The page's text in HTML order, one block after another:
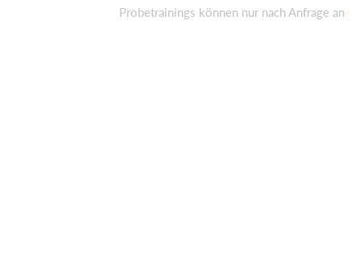
Probetrainings können nur nach Anfrage an